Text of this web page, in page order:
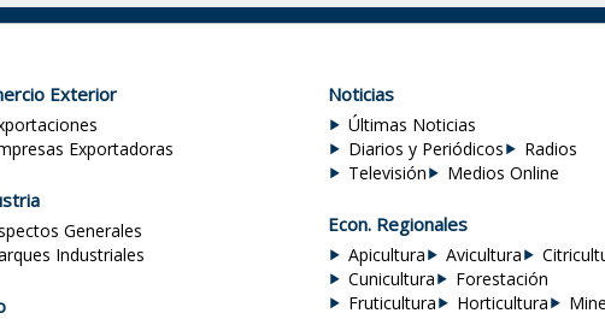
Exterior
Exportadoras
Generales
Industriales
Noticias
Últimas Noticias
Diarios y Periódicos
Radios
Televisión
Medios Online
Econ. Regionales
Apicultura Avicultura
Cunicultura
Forestación
Fruticultura
Horticultura